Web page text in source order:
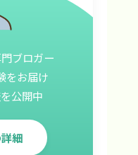
ブロガー
をお届け
公開中
細